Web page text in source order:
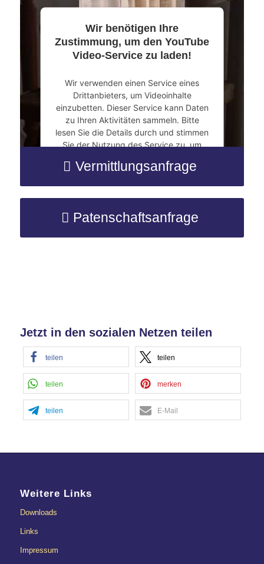
dieses Video anzusehen.
Mehr Informationen
powered byUsercentrics Consent
Management Platform&eRecht24
Wir benötigen Ihre
Zustimmung, um den YouTube
Video-Service zu laden!
Wir verwenden einen Service eines
Drittanbieters, um Videoinhalte
einzubetten. Dieser Service kann Daten
zu Ihren Aktivitäten sammeln. Bitte
lesen Sie die Details durch und stimmen
Sie der Nutzung des Service zu, um
Mehr Informationen
Akzeptieren
powered byUsercentrics Consent
Vermittlungsanfrage
Patenschaftsanfrage
Jetzt in den sozialen Netzen teilen
teilen teilen
teilen merken
teilen E-Mail
Weitere Links
Downloads
Links
Impressum